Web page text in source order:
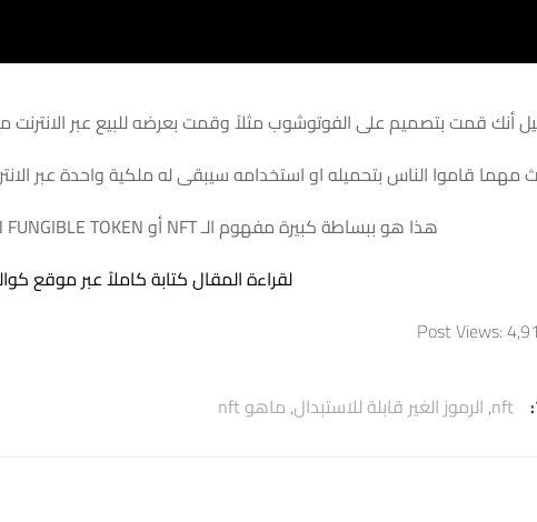
أنك قمت بتصميم على الفوتوشوب مثلاً وقمت بعرضه للبيع عبر
مهما قاموا الناس بتحميله او استخدامه سيبقى له ملكية واحدة عبر
هذا هو ببساطة كبيرة مفهوم الـ NFT أو NON FUNGIBLE TOKEN أو الرموز الغير قابلة للاستبدال
لقراءة المقال كتابة كاملاً عبر موقع
Post Views:
nft
,الرموز الغير قابلة للاستبدال,ماهو nft